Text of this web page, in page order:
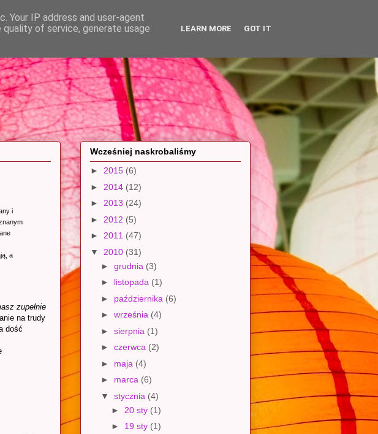
i
a
zupełnie
na trudy
dość
Wcześniej naskrobaliśmy
► 2015 (6)
► 2014 (12)
► 2013 (24)
► 2012 (5)
► 2011 (47)
▼ 2010 (31)
► grudnia (3)
► listopada (1)
► października (6)
► września (4)
► sierpnia (1)
► czerwca (2)
► maja (4)
► marca (6)
▼ stycznia (4)
► 20 sty (1)
► 19 sty (1)
Your IP address and user-agent
of service, generate usage
LEARN MORE GOT IT